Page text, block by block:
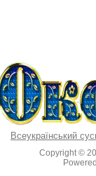
Всеукраїнський
Copyright ©